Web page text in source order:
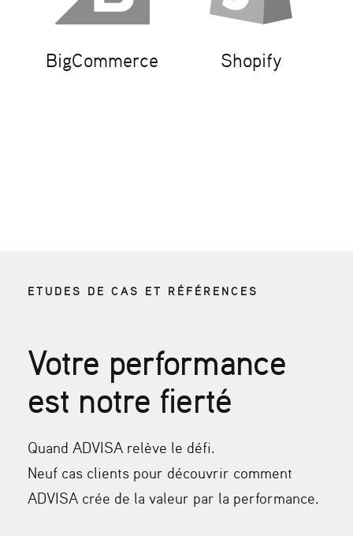
BigCommerce Shopify
ETUDES DE CAS ET RÉFÉRENCES
Votre performance
est notre fierté
Quand ADVISA relève le défi.
Neuf cas clients pour découvrir comment
ADVISA crée de la valeur par la performance.